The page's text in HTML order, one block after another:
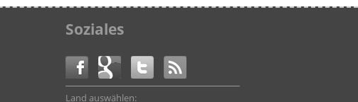
Soziales
Land auswählen: